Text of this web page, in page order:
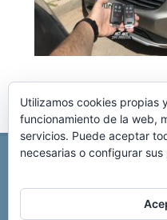
REPARACIÓN CENTRALITA DE
Copyright © 2025
Utilizamos cookies propias
funcionamiento de la web,
servicios. Puede aceptar
necesarias o configurar